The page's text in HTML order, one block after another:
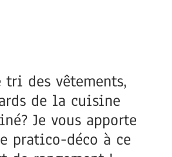
des vêtements,
de la cuisine
Je vous apporte
pratico-déco à ce